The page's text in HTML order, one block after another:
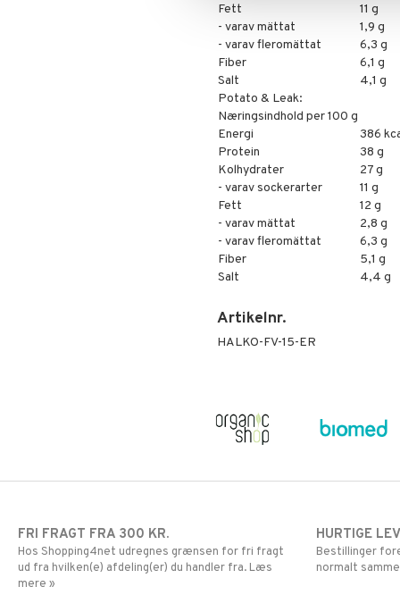
Fett
11 g
- varav mättat
1,9 g
- varav fleromättat
6,3 g
Fiber
6,1 g
Salt
4,1 g
Potato & Leak:
Næringsindhold per 100 g
Energi
386
Protein
38 g
Kolhydrater
27 g
- varav sockerarter
11 g
Fett
12 g
- varav mättat
2,8 g
- varav fleromättat
6,3 g
Fiber
5,1 g
Salt
4,4 g
Artikelnr.
HALKO-FV-15-ER
FRI FRAGT FRA 300 KR.
Hos Shopping4net udregnes grænsen for fri fragt
ud fra hvilken(e) afdeling(er) du handler fra. Læs
mere »
HURTIGE
Bestillinger
normalt